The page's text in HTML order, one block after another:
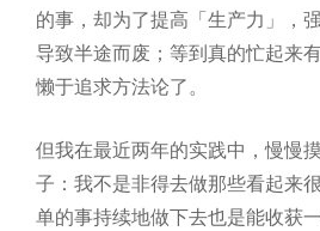
的事，却为了提高「生产力」，
导致半途而废；等到真的忙起来
懒于追求方法论了。
但我在最近两年的实践中，慢慢
子：我不是非得去做那些看起来
单的事持续地做下去也是能收获